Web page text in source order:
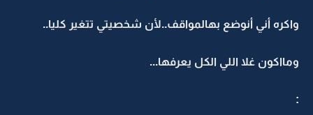
واكره أني أنوضع بهالمواقف..لأن شخصيتي تتغير كليا..
ومااكون غلا اللي الكل يعرفها...
: